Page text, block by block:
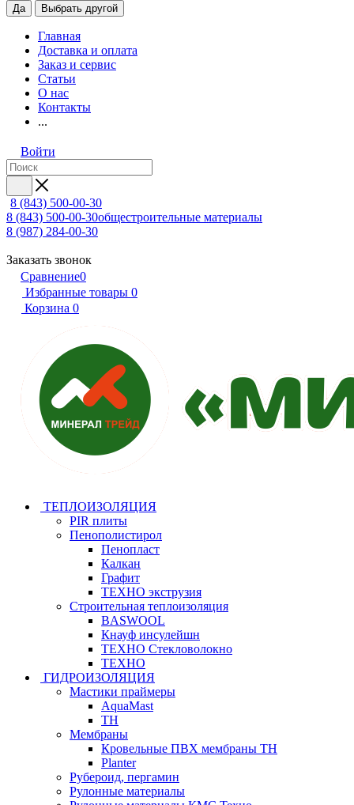
Да Выбрать другой
Главная
Доставка и оплата
Заказ и сервис
Статьи
О нас
Контакты
...
Войти
8 (843) 500-00-30
8 (843) 500-00-30общестроительные материалы
8 (987) 284-00-30
Заказать звонок
Сравнение0
Избранные товары 0
Корзина 0
ТЕПЛОИЗОЛЯЦИЯ
PIR плиты
Пенополистирол
Пенопласт
Калкан
Графит
ТЕХНО экструзия
Строительная теплоизоляция
BASWOOL
Кнауф инсулейшн
ТЕХНО Стекловолокно
ТЕХНО
ГИДРОИЗОЛЯЦИЯ
Мастики праймеры
AquaMast
ТН
Мембраны
Кровельные ПВХ мембраны ТН
Planter
Рубероид, пергамин
Рулонные материалы